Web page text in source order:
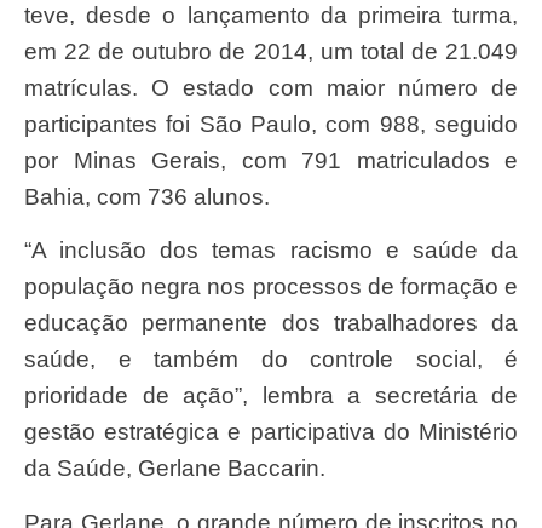
teve, desde o lançamento da primeira turma,
em 22 de outubro de 2014, um total de 21.049
matrículas. O estado com maior número de
participantes foi São Paulo, com 988, seguido
por Minas Gerais, com 791 matriculados e
Bahia, com 736 alunos.
“A inclusão dos temas racismo e saúde da
população negra nos processos de formação e
educação permanente dos trabalhadores da
saúde, e também do controle social, é
prioridade de ação”, lembra a secretária de
gestão estratégica e participativa do Ministério
da Saúde, Gerlane Baccarin.
Para Gerlane, o grande número de inscritos no